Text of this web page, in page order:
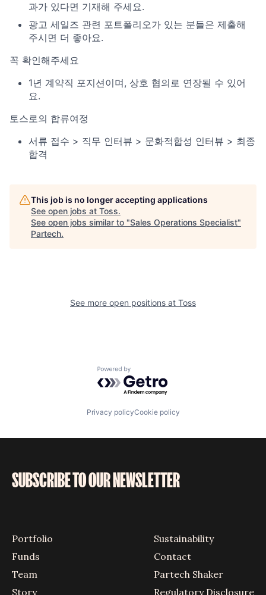
과가 있다면 기재해 주세요.
광고 세일즈 관련 포트폴리오가 있는 분들은 제출해
주시면 더 좋아요.
꼭 확인해주세요
1년 계약직 포지션이며, 상호 협의로 연장될 수 있어
요.
토스로의 합류여정
서류 접수 > 직무 인터뷰 > 문화적합성 인터뷰 > 최종
합격
This job is no longer accepting applications
See open jobs at Toss.
See open jobs similar to "Sales Operations Specialist"
Partech.
See more open positions at Toss
Powered by Getro.com
Privacy policyCookie policy
SUBSCRIBE TO OUR NEWSLETTER
Portfolio
Funds
Team
Story
Sustainability
Contact
Partech Shaker
Regulatory Disclosure